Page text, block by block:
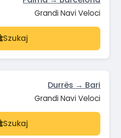
Grandi Navi Veloci
Szukaj
Durrës → Bari
Grandi Navi Veloci
Szukaj